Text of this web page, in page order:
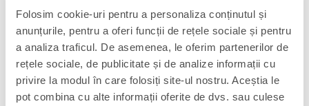
Folosim cookie-uri pentru a personaliza conținutul și
anunțurile, pentru a oferi funcții de rețele sociale și pentru
a analiza traficul. De asemenea, le oferim partenerilor de
rețele sociale, de publicitate și de analize informații cu
privire la modul în care folosiți site-ul nostru. Aceștia le
pot combina cu alte informații oferite de dvs. sau culese
From Funko's popular 'POP!' series comes this vinyl figure. Each
figure stands approx. 9 cm tall and comes in a window box
packaging.
<b>Please note: For this item, demand is expected to be
higher than the available quantity, which may result in
allocations or cancellations of quantities ordered.</b>